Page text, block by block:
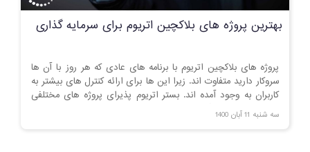
بهترین پروژه های بلاکچین اتریوم برای سرمایه گذاری
پروژه های بلاکچین اتریوم با برنامه های عادی که هر روز با آن ها
سروکار دارید متفاوت اند. زیرا این ها برای ارائه کنترل های بیشتر به
کاربران به وجود آمده اند. بستر اتریوم پذیرای پروژه های مختلفی
است که برخی از آن ها ویژگی های منحصر به فردی را ارائه می
سه شنبه 11 آبان 1400